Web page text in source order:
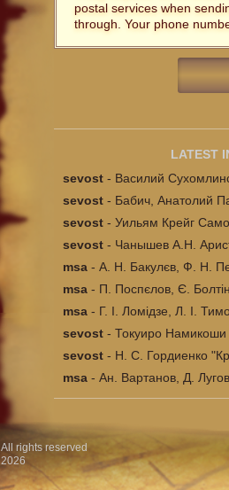
postal services when
through. Your phone
LATEST
sevost - Василий
sevost - Бабич, Анатолий
sevost -Уильям Крейг
sevost - Чанышев А.Н.
msa -А. Н. Бакулєв, Ф. Н.
msa - П. Поспєлов, Є.
msa - Г. І. Ломідзе, Л. І.
sevost -Токуиро
sevost - Н. С. Гордиенко
msa -Ан. Вартанов, Д.
All rights reserved
2026